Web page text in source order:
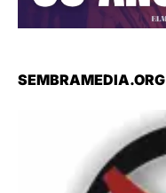
SEMBRAMEDIA.ORG